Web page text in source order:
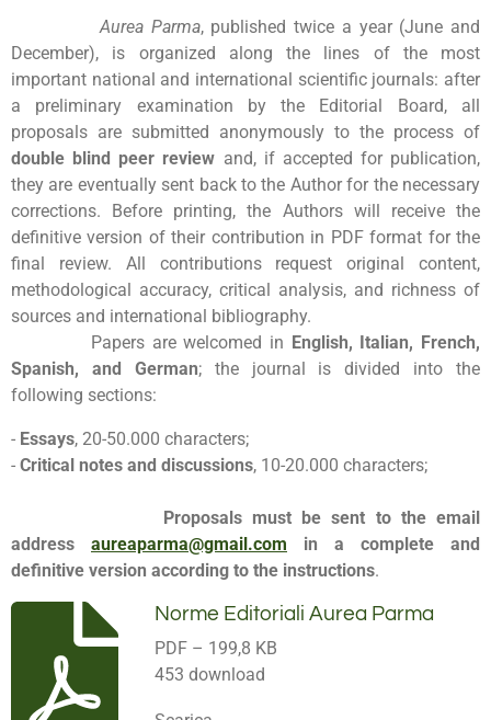
Aurea Parma, published twice a year (June and
December), is organized along the lines of the most
important national and international scientific journals: after
a preliminary examination by the Editorial Board, all
proposals are submitted anonymously to the process of
double blind peer review and, if accepted for publication,
they are eventually sent back to the Author for the necessary
corrections. Before printing, the Authors will receive the
definitive version of their contribution in PDF format for the
final review. All contributions request original content,
methodological accuracy, critical analysis, and richness of
sources and international bibliography.
Papers are welcomed in English, Italian, French,
Spanish, and German; the journal is divided into the
following sections:
- Essays, 20-50.000 characters;
- Critical notes and discussions, 10-20.000 characters;
Proposals must be sent to the email
address aureaparma@gmail.com in a complete and
definitive version according to the instructions.
Norme Editoriali Aurea Parma
PDF – 199,8 KB
453 download